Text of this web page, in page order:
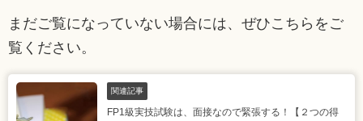
まだご覧になっていない場合には、ぜひこちらをご
覧ください。
関連記事
FP1級実技試験は、面接なので緊張する！【２つの得